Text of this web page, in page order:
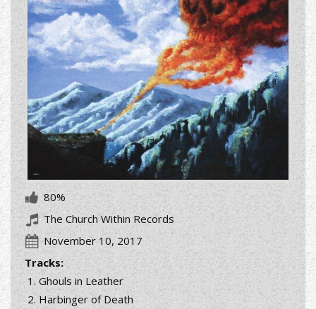
80%
The Church Within Records
November 10, 2017
Tracks:
Ghouls in Leather
Harbinger of Death